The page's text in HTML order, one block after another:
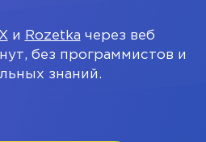
и Rozetka через веб
без программистов и
знаний.